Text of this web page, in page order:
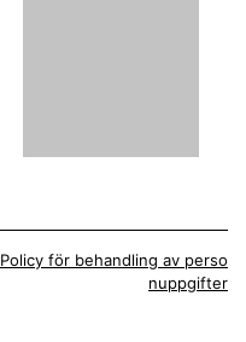
Policy för behandling av perso
nuppgifter